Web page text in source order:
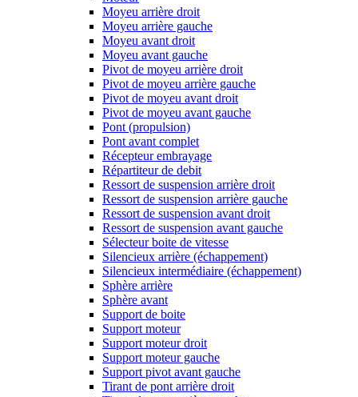
Moyeu arrière droit
Moyeu arrière gauche
Moyeu avant droit
Moyeu avant gauche
Pivot de moyeu arrière droit
Pivot de moyeu arrière gauche
Pivot de moyeu avant droit
Pivot de moyeu avant gauche
Pont (propulsion)
Pont avant complet
Récepteur embrayage
Répartiteur de debit
Ressort de suspension arrière droit
Ressort de suspension arrière gauche
Ressort de suspension avant droit
Ressort de suspension avant gauche
Sélecteur boite de vitesse
Silencieux arrière (échappement)
Silencieux intermédiaire (échappement)
Sphère arrière
Sphère avant
Support de boite
Support moteur
Support moteur droit
Support moteur gauche
Support pivot avant gauche
Tirant de pont arrière droit